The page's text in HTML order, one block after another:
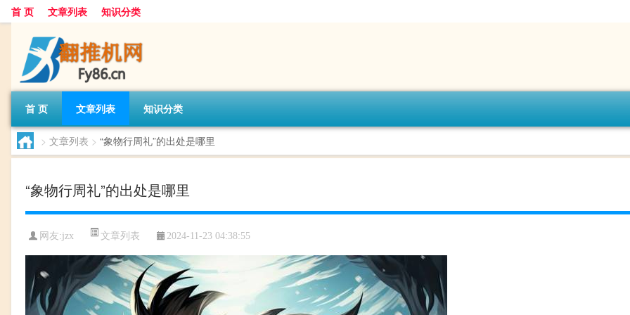
首 页 文章列表 知识分类
首 页 文章列表 知识分类
> 文章列表 > “象物行周礼”的出处是哪里
“象物行周礼”的出处是哪里
网友:jzx 文章列表 2024-11-23 04:38:55